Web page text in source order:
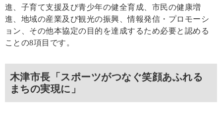
進、子育て支援及び青少年の健全育成、市民の健康増
進、地域の産業及び観光の振興、情報発信・プロモーシ
ョン、その他本協定の目的を達成するため必要と認める
ことの8項目です。
木津市長「スポーツがつなぐ笑顔あふれる
まちの実現に」